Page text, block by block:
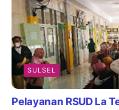
SULSEL
Pelayanan RSUD La